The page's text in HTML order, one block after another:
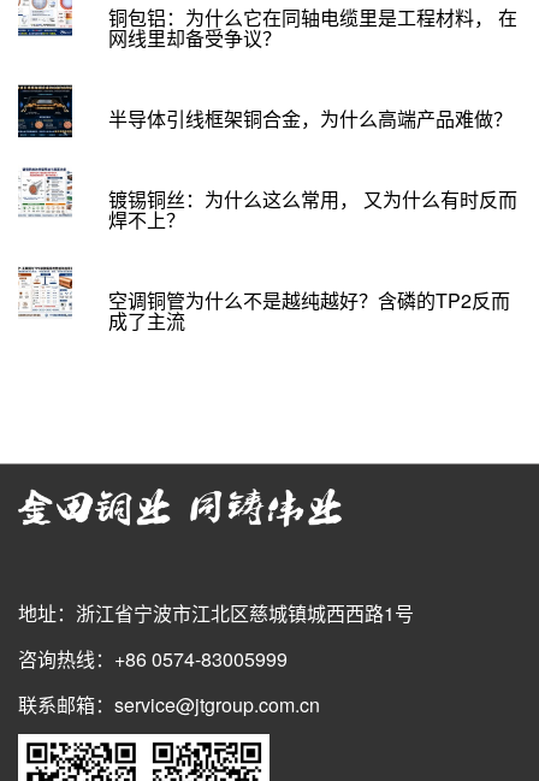
铜包铝：为什么它在同轴电缆里是工程材料， 在
网线里却备受争议？
半导体引线框架铜合金，为什么高端产品难做？
镀锡铜丝：为什么这么常用， 又为什么有时反而
焊不上？
空调铜管为什么不是越纯越好？含磷的TP2反而
成了主流
地址：浙江省宁波市江北区慈城镇城西西路1号
咨询热线：+86 0574-83005999
联系邮箱：service@jtgroup.com.cn